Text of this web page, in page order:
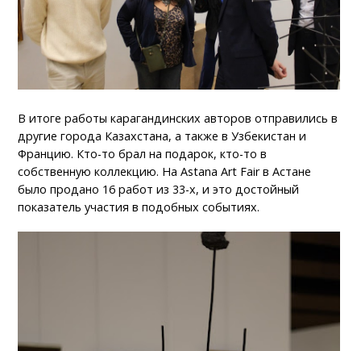
В итоге работы карагандинских авторов отправились в
другие города Казахстана, а также в Узбекистан и
Францию. Кто-то брал на подарок, кто-то в
собственную коллекцию. На Astana Art Fair в Астане
было продано 16 работ из 33-х, и это достойный
показатель участия в подобных событиях.